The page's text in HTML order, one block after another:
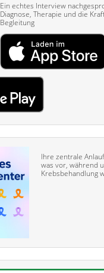
Ein echtes Interview
Diagnose, Therapie und die
Begleitung
Ihre zentrale
was vor, während
Krebsbehandlung